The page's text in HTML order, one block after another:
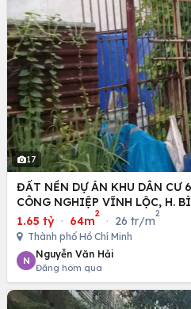
17
ĐẤT NỀN DỰ ÁN KHU DÂN CƯ
CÔNG NGHIỆP VĨNH LỘC, H.
MINH
1.65 tỷ · 64m
2
· 26 tr/m
2
Thành phố Hồ Chí Minh
N
Nguyễn Văn Hải
Đăng hôm qua